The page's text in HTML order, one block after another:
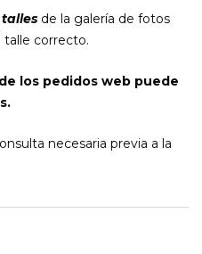
de la galería de fotos
talle correcto.
los pedidos web puede
necesaria previa a la